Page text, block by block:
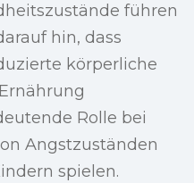
führen
hin, dass
körperliche
Rolle bei
Angstzuständen
spielen.